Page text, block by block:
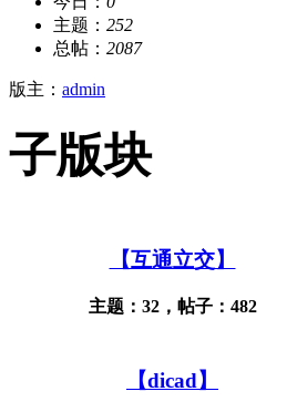
主题： 252
总帖： 2087
版主： admin
子版块
【互通立交】
主题：32，帖子：482
【dicad】